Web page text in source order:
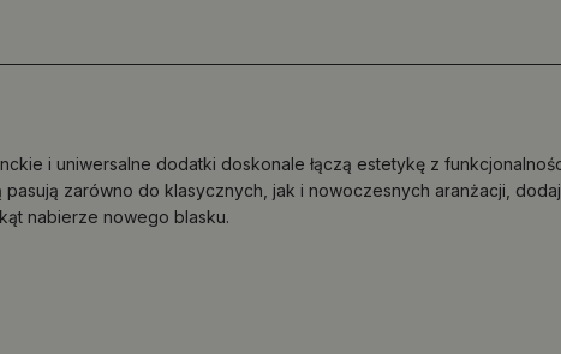
i uniwersalne dodatki doskonale łączą estetykę z
zarówno do klasycznych, jak i nowoczesnych aranżacji,
nabierze nowego blasku.